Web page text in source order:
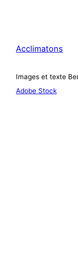
Acclimatons
Images et texte
Adobe Stock